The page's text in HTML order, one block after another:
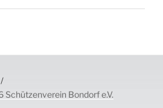
Bondorf e.V.